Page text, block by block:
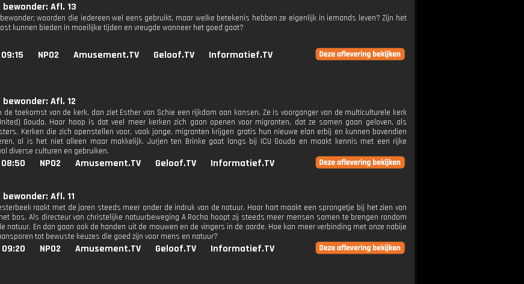
Afl. 13
woorden die iedereen wel eens gebruikt, maar welke betekenis hebben ze eigenlijk in iemands leven? Zijn het
kunnen bieden in moeilijke tijden en vreugde wanneer het goed gaat?
NPO2 Amusement.TV Geloof.TV Informatief.TV
Afl. 12
de toekomst van de kerk, dan ziet Esther van Schie een rijkdom aan kansen. Ze is voorganger van de multiculturele kerk
Gouda. Haar hoop is dat veel meer kerken zich gaan openen voor migranten, dat ze samen gaan geloven, als
Kerken die zich openstellen voor, vaak jonge, migranten krijgen gratis hun nieuwe elan erbij en kunnen bovendien
al is het niet alleen maar makkelijk. Jurjen ten Brinke gaat langs bij ICU Gouda en maakt kennis met een rijke
diverse culturen en gebruiken.
NPO2 Amusement.TV Geloof.TV Informatief.TV
Afl. 11
raakt met de jaren steeds meer onder de indruk van de natuur. Haar hart maakt een sprongetje bij het zien van
bos. Als directeur van christelijke natuurbeweging A Rocha hoopt zij steeds meer mensen samen te brengen rondom
natuur. En dan gaan ook de handen uit de mouwen en de vingers in de aarde. Hoe kan meer verbinding met onze nabije
tot bewuste keuzes die goed zijn voor mens en natuur?
NPO2 Amusement.TV Geloof.TV Informatief.TV